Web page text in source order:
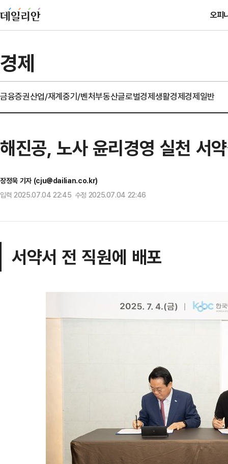
오피
경제
금융증권산업/재계중기/벤처부동산글로벌경제생활경제경제일반
해진공, 노사 윤리경영 실천 서
장정욱 기자 (cju@dailian.co.kr)
입력 2025.07.04 22:45 수정 2025.07.04 22:46
서약서 전 직원에 배포